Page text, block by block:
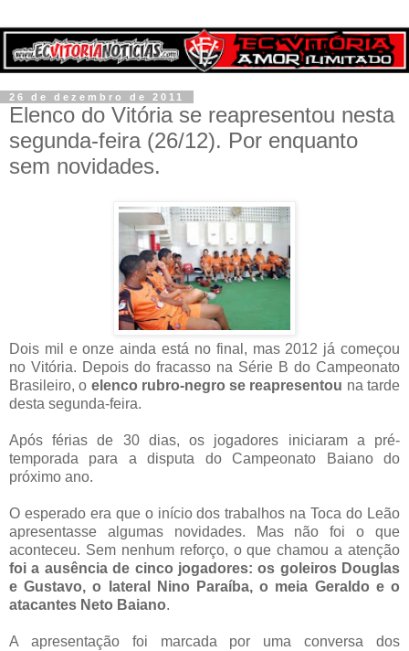
26 de dezembro de 2011
Elenco do Vitória se reapresentou nesta
segunda-feira (26/12). Por enquanto
sem novidades.
Dois mil e onze ainda está no final, mas 2012 já começou
no Vitória. Depois do fracasso na Série B do Campeonato
Brasileiro, o elenco rubro-negro se reapresentou na tarde
desta segunda-feira.
Após férias de 30 dias, os jogadores iniciaram a pré-
temporada para a disputa do Campeonato Baiano do
próximo ano.
O esperado era que o início dos trabalhos na Toca do Leão
apresentasse algumas novidades. Mas não foi o que
aconteceu. Sem nenhum reforço, o que chamou a atenção
foi a ausência de cinco jogadores: os goleiros Douglas
e Gustavo, o lateral Nino Paraíba, o meia Geraldo e o
atacantes Neto Baiano.
A apresentação foi marcada por uma conversa dos